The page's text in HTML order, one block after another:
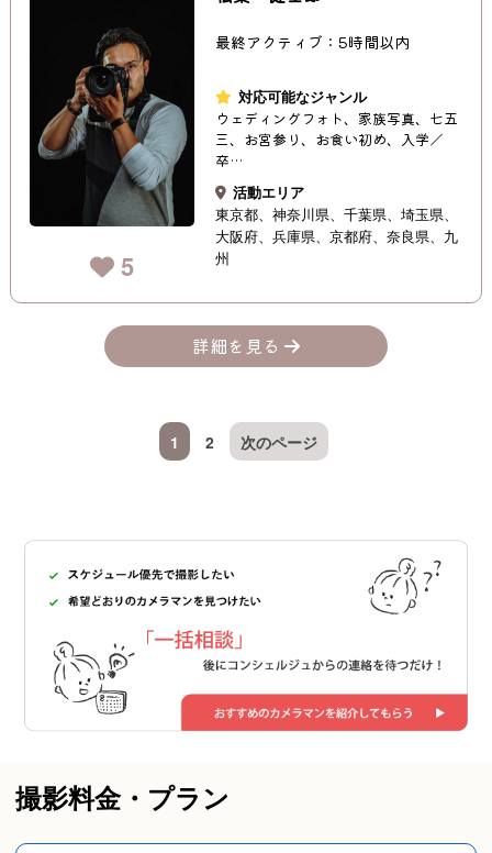
5
最終アクティブ：5時間以内
対応可能なジャンル
ウェディングフォト、家族写真、七五
三、お宮参り、お食い初め、入学／
卒…
活動エリア
東京都
神奈川県 千葉県
埼玉県
大阪府
兵庫県 京都府 奈良県
九
州
詳細を見る
1 2 次のページ
撮影料金・プラン